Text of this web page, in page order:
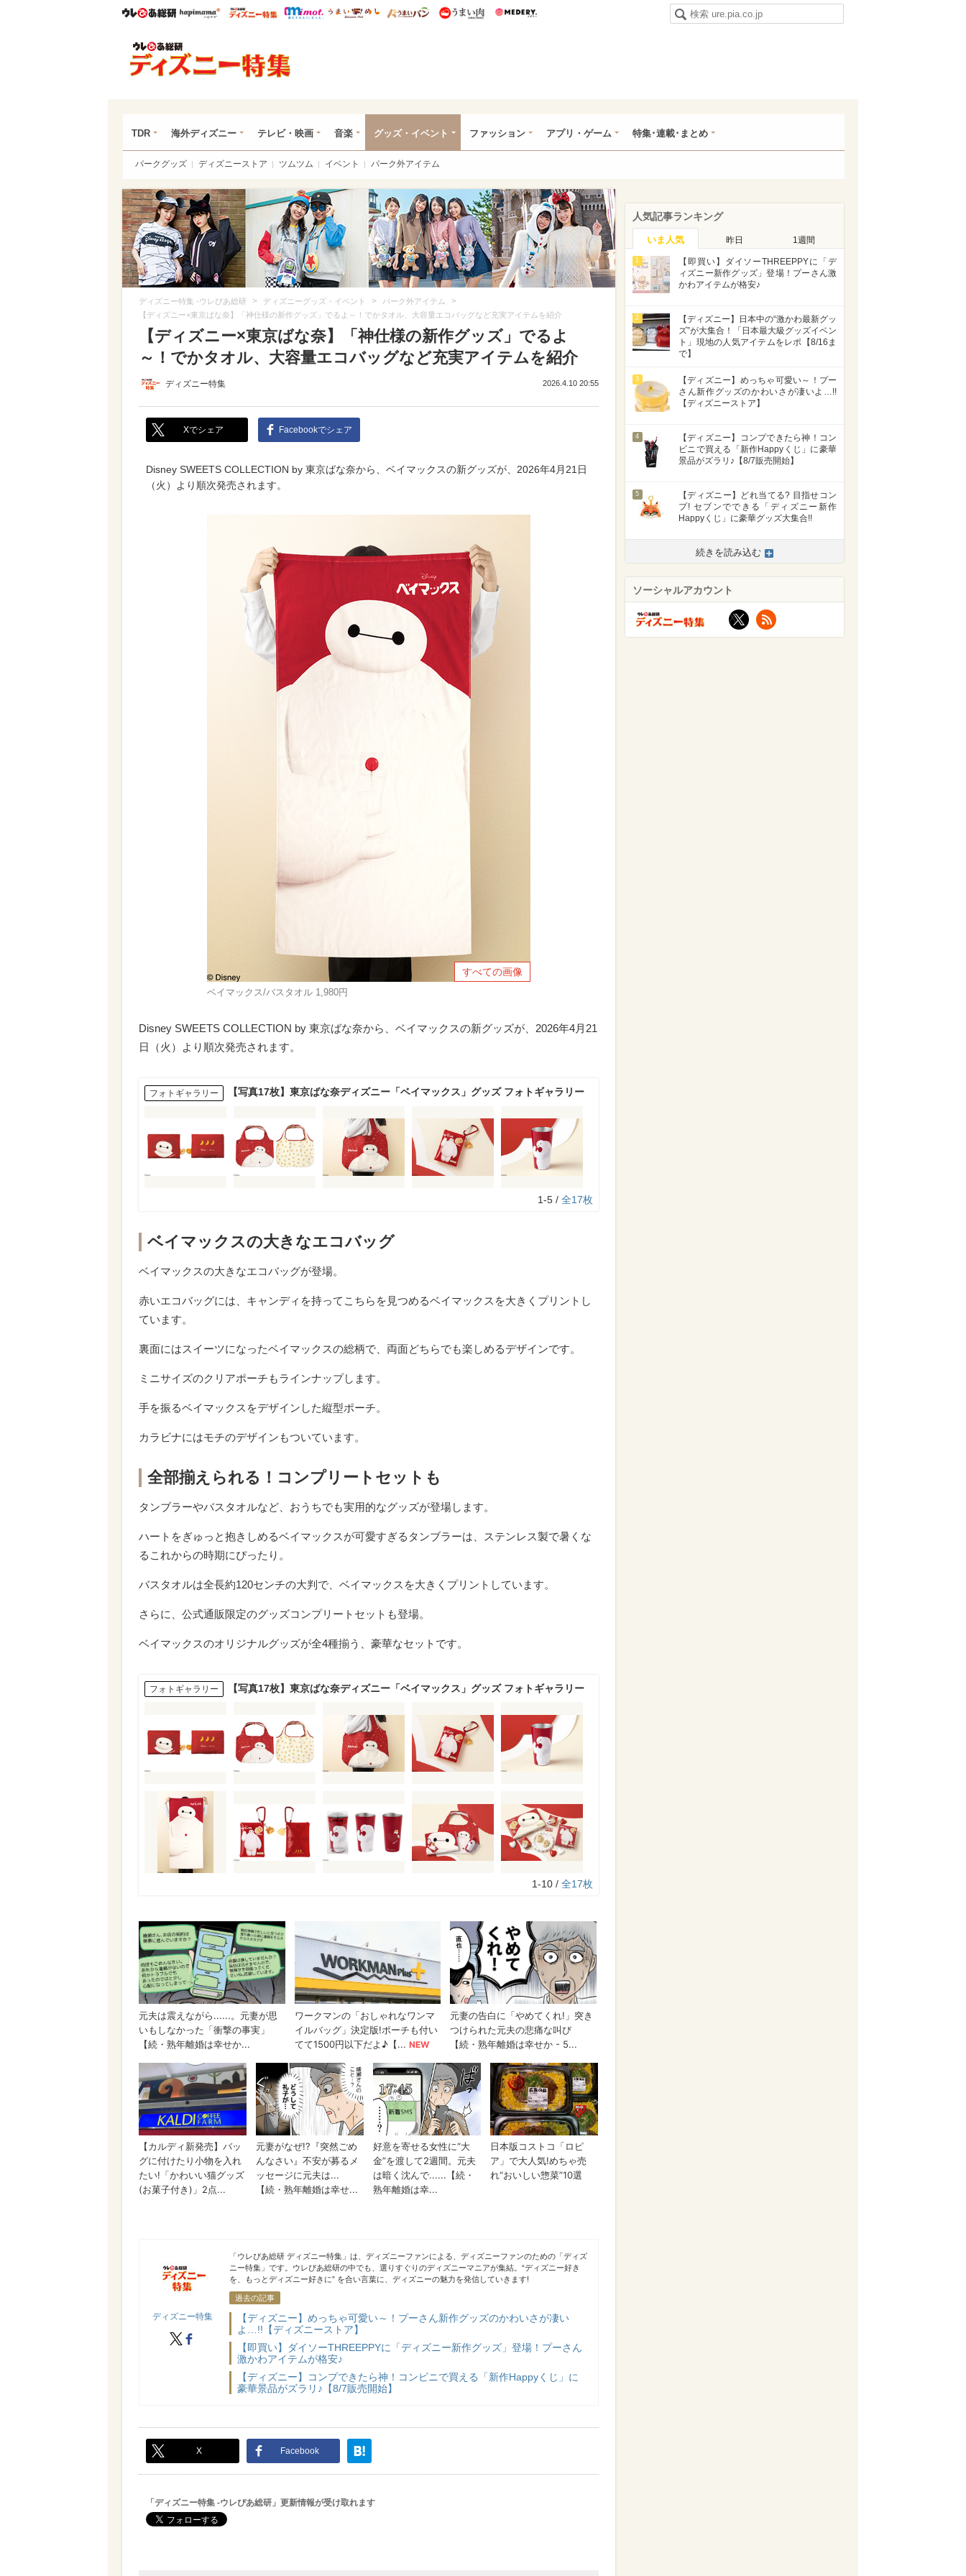
ウレぴあ総研ハピママ* ウレぴあ総研 ディズニー特集
mimot. うまいめし うまいパン うまい肉
TDR 海外ディズニー テレビ・映画 音楽 グッズ・イベント ファッション アプリ・ゲーム 特集･連載･まとめ
パークグッズ ディズニーストア ツムツム イベント パーク外アイテム
ディズニー特集 -ウレぴあ総研 > ディズニーグッズ・イベント > パーク外アイテム >
【ディズニー×東京ばな奈】「神仕様の新作グッズ」でるよ～！でかタオル、大容量エコバッグなど充実アイテムを紹介
【ディズニー×東京ばな奈】「神仕様の新作グッズ」でるよ
～！でかタオル、大容量エコバッグなど充実アイテムを紹介
ディズニー特集 2026.4.10 20:55
Xでシェア Facebookでシェア
Disney SWEETS COLLECTION by 東京ばな奈から、ベイマックスの新グッズが、2026年4月21日
（火）より順次発売されます。
すべての画像
ベイマックス/バスタオル 1,980円
Disney SWEETS COLLECTION by 東京ばな奈から、ベイマックスの新グッズが、2026年4月21
日（火）より順次発売されます。
フォトギャラリー 【写真17枚】東京ばな奈ディズニー「ベイマックス」グッズ フォトギャラリー
1-5 / 全17枚
ベイマックスの大きなエコバッグ
ベイマックスの大きなエコバッグが登場。
赤いエコバッグには、キャンディを持ってこちらを見つめるベイマックスを大きくプリントし
ています。
裏面にはスイーツになったベイマックスの総柄で、両面どちらでも楽しめるデザインです。
ミニサイズのクリアポーチもラインナップします。
手を振るベイマックスをデザインした縦型ポーチ。
カラビナにはモチのデザインもついています。
全部揃えられる！コンプリートセットも
タンブラーやバスタオルなど、おうちでも実用的なグッズが登場します。
ハートをぎゅっと抱きしめるベイマックスが可愛すぎるタンブラーは、ステンレス製で暑くな
るこれからの時期にぴったり。
バスタオルは全長約120センチの大判で、ベイマックスを大きくプリントしています。
さらに、公式通販限定のグッズコンプリートセットも登場。
ベイマックスのオリジナルグッズが全4種揃う、豪華なセットです。
フォトギャラリー 【写真17枚】東京ばな奈ディズニー「ベイマックス」グッズ フォトギャラリー
1-10 / 全17枚
ディズニー特集
ディズニー特集
X facebook
「ウレぴあ総研 ディズニー特集」は、ディズニーファンによる、ディズニーファンのための「ディズ
ニー特集」です。ウレぴあ総研の中でも、選りすぐりのディズニーマニアが集結。“ディズニー好き
を、もっとディズニー好きに” を合い言葉に、ディズニーの魅力を発信していきます!
過去の記事
【ディズニー】めっちゃ可愛い～！プーさん新作グッズのかわいさが凄い
よ…!!【ディズニーストア】
【即買い】ダイソーTHREEPPYに「ディズニー新作グッズ」登場！プーさん
激かわアイテムが格安♪
【ディズニー】コンプできたら神！コンビニで買える「新作Happyくじ」に
豪華景品がズラリ♪【8/7販売開始】
X Facebook
「ディズニー特集 -ウレぴあ総研」更新情報が受け取れます
人気記事ランキング
いま人気 昨日 1週間
1
【即買い】ダイソーTHREEPPYに「デ
ィズニー新作グッズ」登場！プーさん激
かわアイテムが格安♪
2
【ディズニー】日本中の“激かわ最新グッ
ズ”が大集合！「日本最大級グッズイベン
ト」現地の人気アイテムをレポ【8/16ま
で】
3
【ディズニー】めっちゃ可愛い～！プー
さん新作グッズのかわいさが凄いよ…!!
【ディズニーストア】
4
【ディズニー】コンプできたら神！コン
ビニで買える「新作Happyくじ」に豪華
景品がズラリ♪【8/7販売開始】
5
【ディズニー】どれ当てる? 目指せコン
プ! セブンでできる「ディズニー新作
Happyくじ」に豪華グッズ大集合!!
続きを読み込む
ソーシャルアカウント
X